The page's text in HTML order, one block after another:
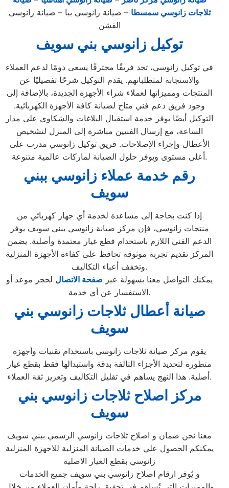
ثلاجات زانوسي سمسطا – صيانة زانوسي ببا – صيانة زانوسي
الفشن
توكيل زانوسي بني سويف
في توكيل زانوسي، تجد فريقًا محترفًا يسعى دومًا لدعم العملاء
والاستجابة لمتطلباتهم. يقدم التوكيل شرحًا تفصيليًا عن
المنتجات ومميزاتها لعملاء شراء الأجهزة الجديدة، بالإضافة إلى
وجود فريق دعم فني متاح لصيانة كافة الأجهزة الكهربائية.
التوكيل أيضًا يوفر خدمة استقبال البلاغات والشكاوى على مدار
الساعة، مع إرسال الفنيين مباشرة إلى المنزل لتشخيص
الأعطال وإجراء الإصلاحات. فريق توكيل زانوسي مدرب على
أعلى مستوى ويوفر حلول الصيانة لماركات عالمية متنوعة.
رقم خدمة عملاء زانوسي ببني
سويف
إذا كنت بحاجة إلى مساعدة لخدمة أي جهاز كهربائي من
منتجات زانوسي، فإن مركز صيانة زانوسي ببني سويف يوفر
الدعم الفني اللازم باستخدام قطع غيار معتمدة وأصلية. يضمن
المركز تقديم تجربة موثوقة تحافظ على كفاءة الأجهزة المنزلية
وتخفف أعباء التكاليف.
يمكنك التواصل معنا بسهولة عبر صفحة الاتصال لحجز موعد أو
الاستفسار عن أي خدمة.
صيانة أعطال ثلاجات زانوسي بني
سويف
يقوم مركز صيانة ثلاجات زانوسي باستخدام تقنيات وأجهزة
متطورة لتحديد الأجزاء التالفة بدقة واستبدالها فقط بقطع غيار
أصلية. هذا النهج يساهم في تقليل التكاليف وتعزيز ثقة العملاء.
مركز اصلاح ثلاجات زانوسي بني
سويف
معنا نحن ضمان و اصلاح ثلاجات زانوسي الرسمي ببني سويف
يمكنكم الحصول علي خدمات الصيانة المنزلية للاجهزة المنزلية
زانوسي بقطع الغيار الاصلية
و يُوفر ارقام اصلاح زانوسي بني سويف جميع الخدمات